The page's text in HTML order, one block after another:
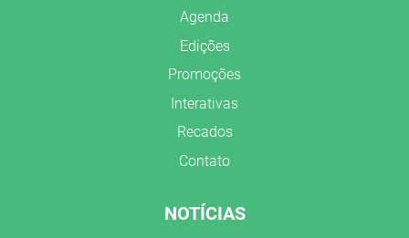
Agenda
Edições
Promoções
Interativas
Recados
Contato
NOTÍCIAS